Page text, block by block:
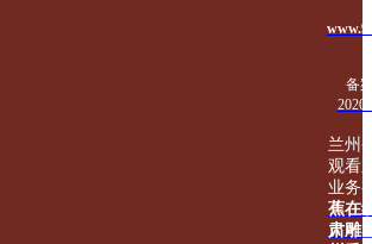
备
兰州
观看
业务
蕉在
肃雕